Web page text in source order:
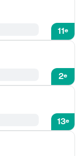
11e
2e
13e